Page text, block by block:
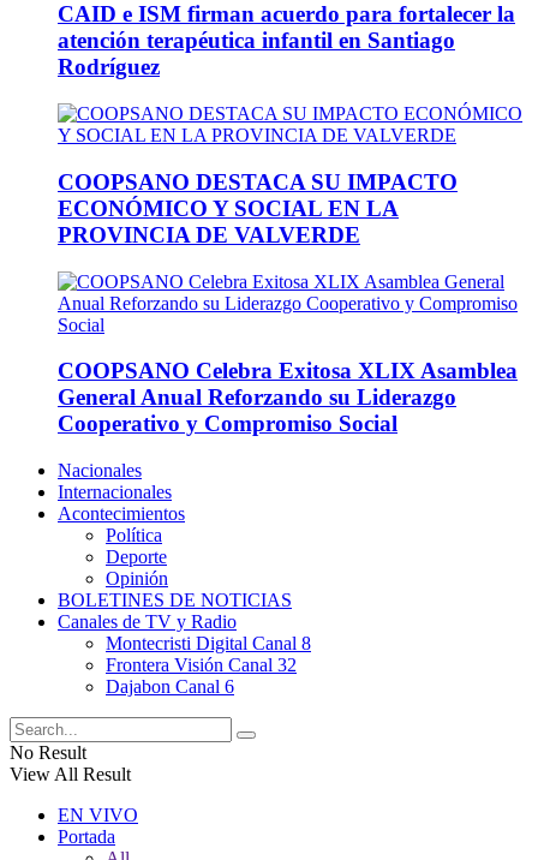
CAID e ISM firman acuerdo para fortalecer la
atención terapéutica infantil en Santiago
Rodríguez
COOPSANO DESTACA SU IMPACTO
ECONÓMICO Y SOCIAL EN LA
PROVINCIA DE VALVERDE
COOPSANO Celebra Exitosa XLIX Asamblea
General Anual Reforzando su Liderazgo
Cooperativo y Compromiso Social
Nacionales
Internacionales
Acontecimientos
Política
Deporte
Opinión
BOLETINES DE NOTICIAS
Canales de TV y Radio
Montecristi Digital Canal 8
Frontera Visión Canal 32
Dajabon Canal 6
No Result
View All Result
EN VIVO
Portada